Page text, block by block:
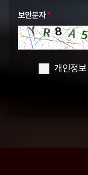
보안문자*
개인정